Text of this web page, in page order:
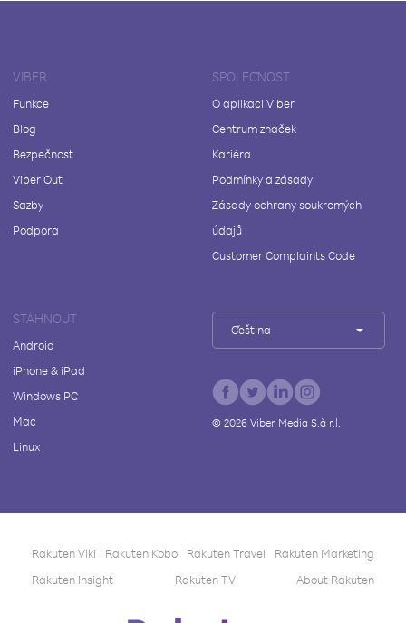
VIBER
Funkce
Blog
Bezpečnost
Viber Out
Sazby
Podpora
SPOLEČNOST
O aplikaci Viber
Centrum značek
Kariéra
Podmínky a zásady
Zásady ochrany soukromých
údajů
Customer Complaints Code
STÁHNOUT
Android
iPhone & iPad
Windows PC
Mac
Linux
Čeština
© 2026Viber Media S.à r.l.
Rakuten Viki Rakuten Kobo Rakuten Travel
Rakuten Marketing
Rakuten Insight
Rakuten TV About Rakuten